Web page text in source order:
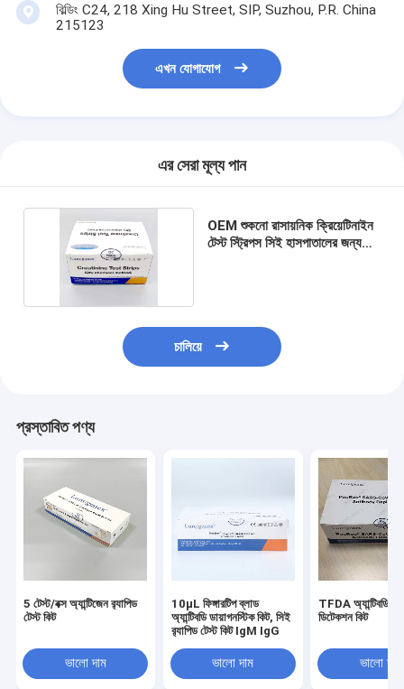
বিল্ডিং C24, 218 Xing Hu Street, SIP, Suzhou, P.R. China
215123
এখন যোগাযোগ
এর সেরা মূল্য পান
OEM শুকনো রাসায়নিক ক্রিয়েটিনাইন
টেস্ট স্ট্রিপস সিই হাসপাতালের জন্য
চালিয়ে
প্রস্তাবিত পণ্য
5 টেস্ট/বক্স অ্যান্টিজেন র‌্যাপিড
টেস্ট কিট
ভালো দাম
10μL ফিঙ্গারটিপ ব্লাড
অ্যান্টিবডি ডায়াগনস্টিক কিট, সিই
র‌্যাপিড টেস্ট কিট IgM IgG
ভালো দাম
TFDA অ্যান্টিবডি
ডিটেকশন কিট
ভালো দাম